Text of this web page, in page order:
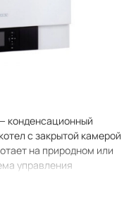
конденсационный
с закрытой камерой
на природном или
управления
давления природного/